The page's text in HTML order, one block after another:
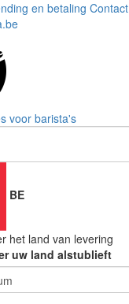
en betaling Contact
voor barista's
BE
het land van levering
uw land alstublieft